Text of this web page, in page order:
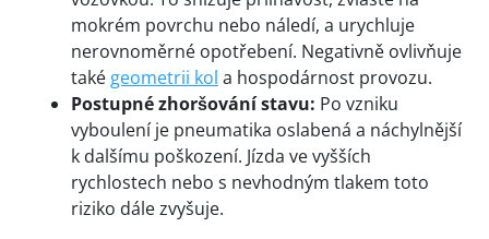
mokrém povrchu nebo náledí, a urychluje
nerovnoměrné opotřebení. Negativně ovlivňuje
také geometrii kol a hospodárnost provozu.
Postupné zhoršování stavu: Po vzniku
vyboulení je pneumatika oslabená a náchylnější
k dalšímu poškození. Jízda ve vyšších
rychlostech nebo s nevhodným tlakem toto
riziko dále zvyšuje.